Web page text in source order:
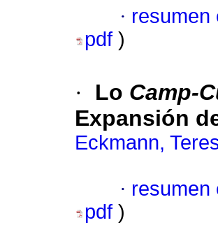
· resumen
pdf )
· Lo Camp-
Expansión
Eckmann,
· resumen
pdf )